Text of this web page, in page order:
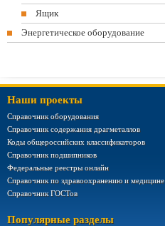
Ящик
Энергетическое оборудование
Наши проекты
Справочник оборудования
Справочник содержания драгметаллов
Коды общероссийских классификаторов
Справочник подшипников
Федеральные реестры онлайн
Справочник по здравоохранению и медицине
Справочник ГОСТов
Популярные разделы